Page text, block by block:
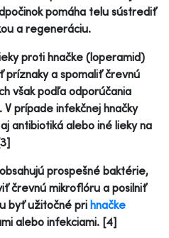
pomáha telu sústrediť
a regeneráciu.
proti hnačke (loperamid)
a spomaliť črevnú
však podľa odporúčania
prípade infekčnej hnačky
antibiotiká alebo iné lieky na
prospešné baktérie,
črevnú mikroflóru a posilniť
byť užitočné pri hnačke
alebo infekciami. [4]